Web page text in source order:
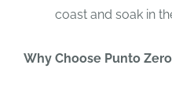
coast and soak in
Why Choose Punto